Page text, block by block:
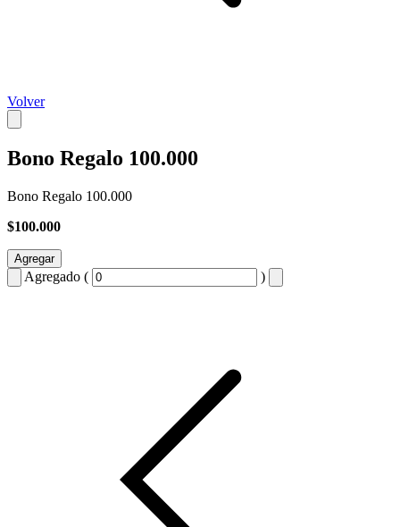
Volver
Bono Regalo 100.000
Bono Regalo 100.000
$100.000
Agregar
Agregado ( )